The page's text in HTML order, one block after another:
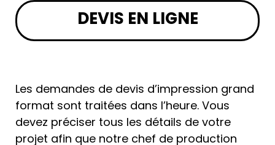
DEVIS EN LIGNE
Les demandes de devis d’impression grand
format sont traitées dans l’heure. Vous
devez préciser tous les détails de votre
projet afin que notre chef de production